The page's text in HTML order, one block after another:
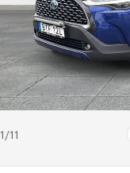
1/11